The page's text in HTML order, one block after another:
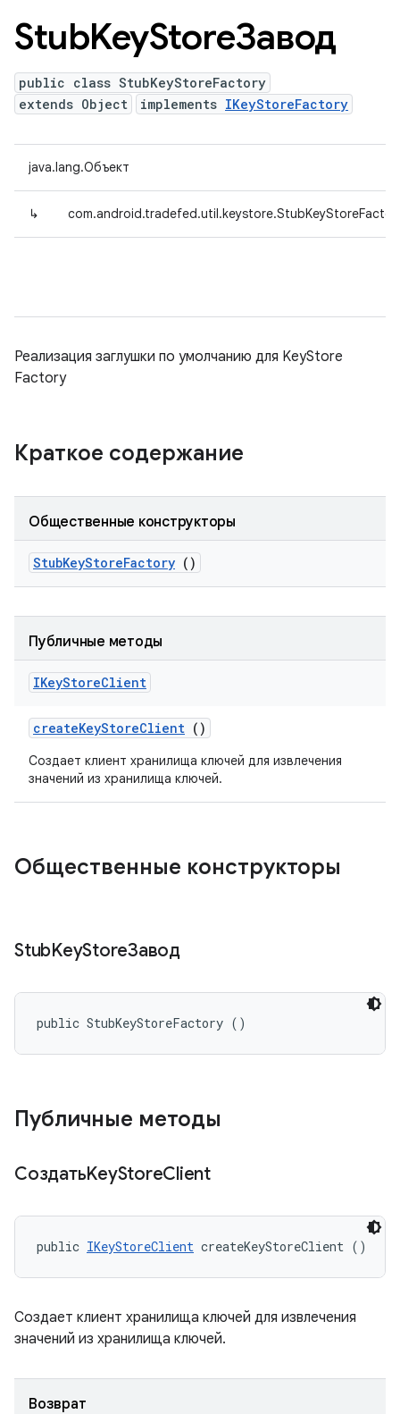
StubKeyStoreЗавод
public class StubKeyStoreFactory
extends Object
implements IKeyStoreFactory
java.lang.Объект
↳
Реализация заглушки по умолчанию для KeyStore
Factory
Краткое содержание
Общественные конструкторы
StubKeyStoreFactory ()
Публичные методы
IKeyStoreClient
createKeyStoreClient ()
Создает клиент хранилища ключей для извлечения
значений из хранилища ключей.
Общественные конструкторы
StubKeyStoreЗавод
public StubKeyStoreFactory ()
Публичные методы
СоздатьKeyStoreClient
public IKeyStoreClient createKeyStoreClient ()
Создает клиент хранилища ключей для извлечения
значений из хранилища ключей.
Возврат